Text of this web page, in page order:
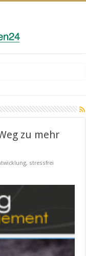
zu mehr
, stressfrei